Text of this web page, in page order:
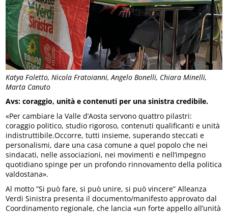
Katya Foletto, Nicola Fratoianni, Angelo Bonelli, Chiara Minelli,
Marta Canuto
Avs: coraggio, unità e contenuti per una sinistra credibile.
«Per cambiare la Valle d’Aosta servono quattro pilastri:
coraggio politico, studio rigoroso, contenuti qualificanti e unità
indistruttibile.Occorre, tutti insieme, superando steccati e
personalismi, dare una casa comune a quel popolo che nei
sindacati, nelle associazioni, nei movimenti e nell’impegno
quotidiano spinge per un profondo rinnovamento della politica
valdostana».
Al motto ”Si può fare, si può unire, si può vincere” Alleanza
Verdi Sinistra presenta il documento/manifesto approvato dal
Coordinamento regionale, che lancia «un forte appello all’unità